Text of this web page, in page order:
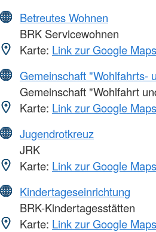
Betreutes Wohnen
BRK Servicewohnen
Karte: Link zur Google
Gemeinschaft "Wohlfahrts-
Gemeinschaft "Wohlfahrt
Karte: Link zur Google
Jugendrotkreuz
JRK
Karte: Link zur Google
Kindertageseinrichtung
BRK-Kindertagesstätten
Karte: Link zur Google